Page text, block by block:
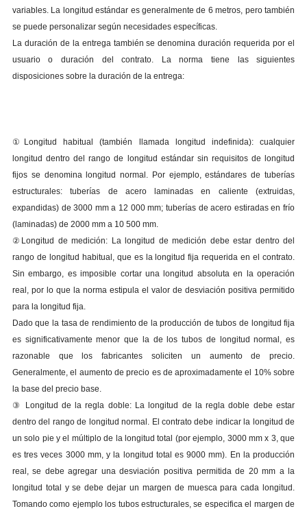
variables. La longitud estándar es generalmente de 6 metros, pero también
se puede personalizar según necesidades específicas.
La duración de la entrega también se denomina duración requerida por el
usuario o duración del contrato. La norma tiene las siguientes
disposiciones sobre la duración de la entrega:
①Longitud habitual (también llamada longitud indefinida): cualquier
longitud dentro del rango de longitud estándar sin requisitos de longitud
fijos se denomina longitud normal. Por ejemplo, estándares de tuberías
estructurales: tuberías de acero laminadas en caliente (extruidas,
expandidas) de 3000 mm a 12 000 mm; tuberías de acero estiradas en frío
(laminadas) de 2000 mm a 10 500 mm.
②Longitud de medición: La longitud de medición debe estar dentro del
rango de longitud habitual, que es la longitud fija requerida en el contrato.
Sin embargo, es imposible cortar una longitud absoluta en la operación
real, por lo que la norma estipula el valor de desviación positiva permitido
para la longitud fija.
Dado que la tasa de rendimiento de la producción de tubos de longitud fija
es significativamente menor que la de los tubos de longitud normal, es
razonable que los fabricantes soliciten un aumento de precio.
Generalmente, el aumento de precio es de aproximadamente el 10% sobre
la base del precio base.
③ Longitud de la regla doble: La longitud de la regla doble debe estar
dentro del rango de longitud normal. El contrato debe indicar la longitud de
un solo pie y el múltiplo de la longitud total (por ejemplo, 3000 mm x 3, que
es tres veces 3000 mm, y la longitud total es 9000 mm). En la producción
real, se debe agregar una desviación positiva permitida de 20 mm a la
longitud total y se debe dejar un margen de muesca para cada longitud.
Tomando como ejemplo los tubos estructurales, se especifica el margen de